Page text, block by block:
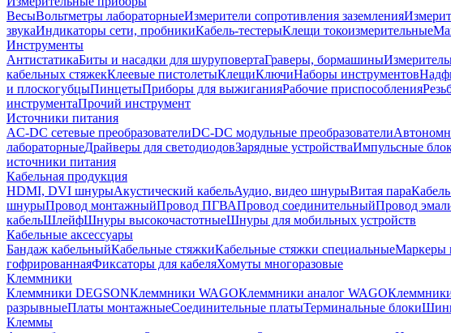
ВесыВольтметры лабораторныеИзмерители сопротивления заземления
звукаИндикаторы сети, пробникиКабель-тестерыКлещи токоизмерительные
Инструменты
АнтистатикаБиты и насадки для шуруповертаГраверы, бормашины
кабельных стяжекКлеевые пистолетыКлещиКлючиНаборы инструментов
и плоскогубцыПинцетыПриборы для выжиганияРабочие приспособления
инструментаПрочий инструмент
Источники питания
AC-DC сетевые преобразователиDC-DC модульные преобразователи
лабораторныеДрайверы для светодиодовЗарядные устройстваИмпульсные
источники питания
Кабельная продукция
HDMI, DVI шнурыАкустический кабельАудио, видео шнурыВитая пара
шнурыПровод монтажныйПровод ПГВАПровод соединительныйПровод
кабельШлейфШнуры высокочастотныеШнуры для мобильных устройств
Кабельные аксессуары
Бандаж кабельныйКабельные стяжкиКабельные стяжки специальныеМаркеры
гофрированнаяФиксаторы для кабеляХомуты многоразовые
Клеммники
Клеммники DEGSONКлеммники WAGOКлеммники аналог WAGO
разрывныеПлаты монтажныеСоединительные платыТерминальные блоки
Клеммы